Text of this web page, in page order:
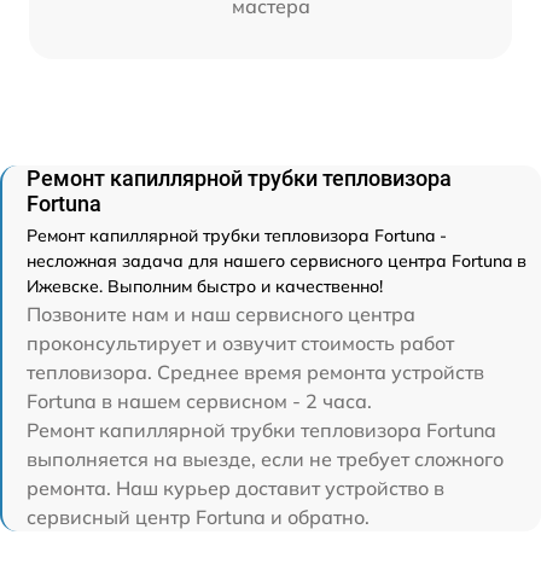
мастера
Ремонт капиллярной трубки тепловизора
Fortuna
Ремонт капиллярной трубки тепловизора Fortuna -
несложная задача для нашего сервисного центра Fortuna в
Ижевске. Выполним быстро и качественно!
Позвоните нам и наш сервисного центра
проконсультирует и озвучит стоимость работ
тепловизора. Среднее время ремонта устройств
Fortuna в нашем сервисном - 2 часа.
Ремонт капиллярной трубки тепловизора Fortuna
выполняется на выезде, если не требует сложного
ремонта. Наш курьер доставит устройство в
сервисный центр Fortuna и обратно.